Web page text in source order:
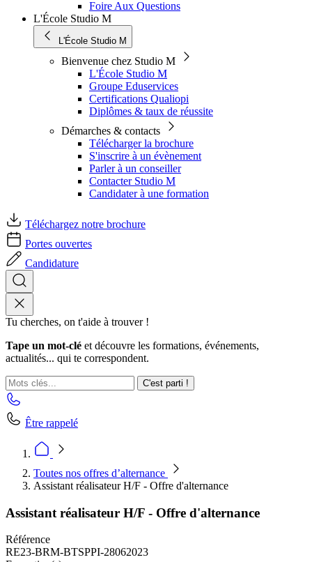
Foire Aux Questions
L'École Studio M
L'École Studio M
Bienvenue chez Studio M
L'École Studio M
Groupe Eduservices
Certifications Qualiopi
Diplômes & taux de réussite
Démarches & contacts
Télécharger la brochure
S'inscrire à un évènement
Parler à un conseiller
Contacter Studio M
Candidater à une formation
Téléchargez notre brochure
Portes ouvertes
Candidature
Tu cherches, on t'aide à trouver !
Tape un mot-clé et découvre les formations, événements,
actualités... qui te correspondent.
C'est parti !
Être rappelé
Toutes nos offres d’alternance
Assistant réalisateur H/F - Offre d'alternance
Assistant réalisateur H/F - Offre d'alternance
Référence
RE23-BRM-BTSPPI-28062023